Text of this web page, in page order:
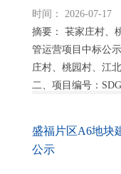
时间： 2026-07-17
摘要： 苌家庄村、
管运营项目中标公
庄村、桃园村、江
二、项目编号：
盛福片区A6地块
公示